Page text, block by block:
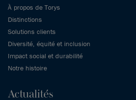
À propos de Torys
Distinctions
Solutions clients
Diversité, équité et inclusion
Impact social et durabilité
Notre histoire
Actualités